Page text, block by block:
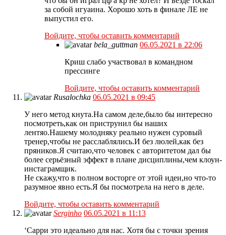
за собой игуаина. Хорошо хоть в финале ЛЕ не
выпустил его.
Войдите, чтобы оставить комментарий
bela_guttman 06.05.2021 в 22:06
Криш слабо участвовал в командном
прессинге
Войдите, чтобы оставить комментарий
Rusalochka 06.05.2021 в 09:45
У него метод кнута.На самом деле,было бы интересно
посмотреть,как он приструнил бы наших
лентяо.Нашему молодняку реально нужен суровый
тренер,чтобы не расслаблялись.И без люлей,как без
пряников.Я считаю,что человек с авторитетом дал бы
более серьёзный эффект в плане дисциплины,чем клоун-
инстаграмщик.
Не скажу,что в полном восторге от этой идеи,но что-то
разумное явно есть.Я бы посмотрела на него в деле.
Войдите, чтобы оставить комментарий
Serginho 06.05.2021 в 11:13
‘Сарри это идеально для нас. Хотя бы с точки зрения